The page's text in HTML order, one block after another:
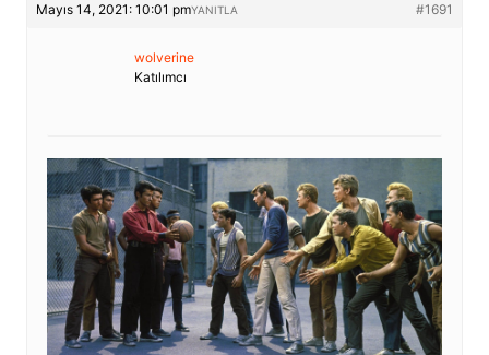
Mayıs 14, 2021: 10:01 pm #1691
YANITLA
wolverine
Katılımcı